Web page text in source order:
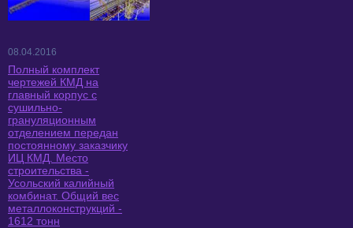
08.04.2016
Полный комплект
чертежей КМД на
главный корпус с
сушильно-
грануляционным
отделением передан
постоянному заказчику
ИЦ КМД. Место
строительства -
Усольский калийный
комбинат. Общий вес
металлоконструкций -
1612 тонн